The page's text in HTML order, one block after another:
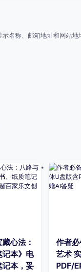
名称、邮箱地址和网站
藏心法：
记本》电
记本，妥
作者
艺术
PDF/